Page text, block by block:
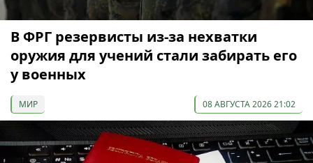
В ФРГ резервисты из-за нехватки
оружия для учений стали забирать его
у военных
МИР 08 АВГУСТА 2026 21:02